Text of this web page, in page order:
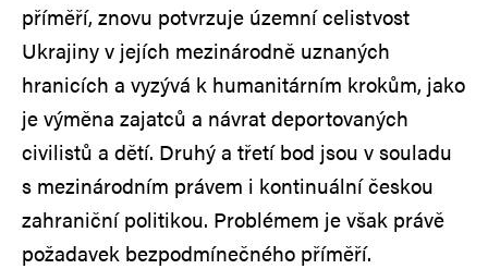
příměří, znovu potvrzuje územní celistvost
Ukrajiny v jejích mezinárodně uznaných
hranicích a vyzývá k humanitárním krokům, jako
je výměna zajatců a návrat deportovaných
civilistů a dětí. Druhý a třetí bod jsou v souladu
s mezinárodním právem i kontinuální českou
zahraniční politikou. Problémem je však právě
požadavek bezpodmínečného příměří.